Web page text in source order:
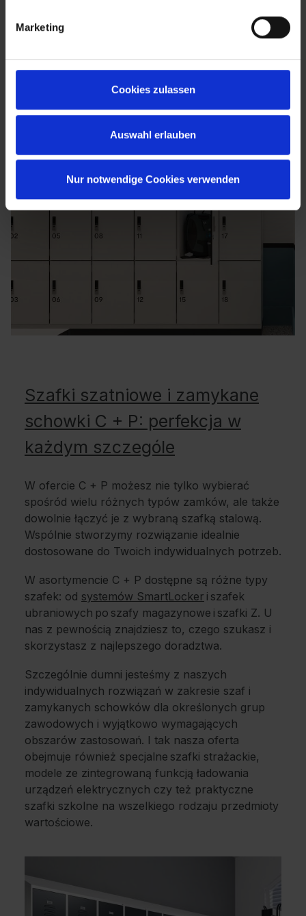
Marketing
Cookies zulassen
Auswahl erlauben
Nur notwendige Cookies verwenden
Szafki szatniowe i zamykane
schowki C + P: perfekcja w
każdym szczególe
W ofercie C + P możesz nie tylko wybierać
spośród wielu różnych typów zamków, ale także
dowolnie łączyć je z wybraną szafką stalową.
Wspólnie stworzymy rozwiązanie idealnie
dostosowane do Twoich indywidualnych potrzeb.
W asortymencie C + P dostępne są różne typy
szafek: od systemów SmartLocker i szafek
ubraniowych po szafy magazynowe i szafki Z. U
nas z pewnością znajdziesz to, czego szukasz i
skorzystasz z najlepszego doradztwa.
Szczególnie dumni jesteśmy z naszych
indywidualnych rozwiązań w zakresie szaf i
zamykanych schowków dla określonych grup
zawodowych i wyjątkowo wymagających
obszarów zastosowań. I tak nasza oferta
obejmuje również specjalne szafki strażackie,
modele ze zintegrowaną funkcją ładowania
urządzeń elektrycznych czy też praktyczne
szafki szkolne na wszelkiego rodzaju przedmioty
wartościowe.